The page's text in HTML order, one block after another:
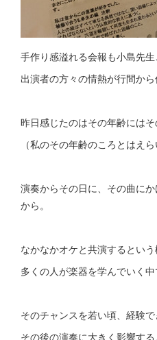
手作り感溢れる会報も小島先
出演者の方々の情熱が行間から
昨日感じたのはその年齢にはそ
（私のその年齢のころとはえら
演奏からその日に、その曲に
から。
なかなかオケと共演するという
多くの人が楽器を学んでいく
そのチャンスを若い頃、経験
その後の演奏に大きく影響する